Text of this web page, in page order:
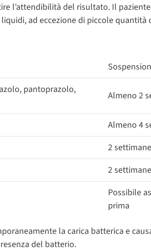
l’attendibilità del risultato. Il
ad eccezione di piccole quantità
pantoprazolo,
Almeno 2
Almeno 4
2 settimane
2 settimane
Possibile
prima
la carica batterica e
del batterio.